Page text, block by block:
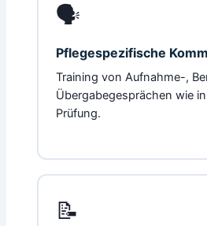
🗣️
Pflegespezifische
Training von Aufnahme-,
Übergabegesprächen wie
Prüfung.
📝